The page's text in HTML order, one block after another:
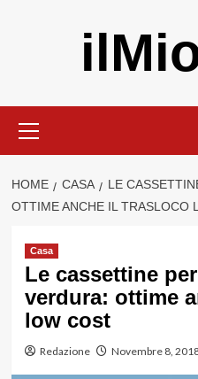
principale
HOME CASA
LE
OTTIME ANCHE IL TRASLOCO
Casa
Le cassettine
verdura: ottime
low cost
Redazione Novembre 8,